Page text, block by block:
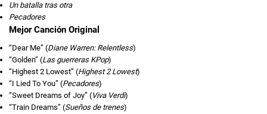
Un batalla tras otra
Pecadores
Mejor Canción Original
“Dear Me” (Diane Warren: Relentless)
“Golden” (Las guerreras KPop)
“Highest 2 Lowest” (Highest 2 Lowest)
“I Lied To You” (Pecadores)
“Sweet Dreams of Joy” (Viva Verdi)
“Train Dreams” (Sueños de trenes)